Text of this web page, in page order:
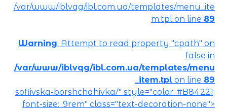
/var/www/iblvqg/ibl.com.ua/templates/menu_ite
m.tpl on line 89
Warning: Attempt to read property "cpath" on
false in
/var/www/iblvqg/ibl.com.ua/templates/menu
_item.tpl on line 89
sofiivska-borshchahivka/" style="color: #B84221;
font-size: .9rem" class="text-decoration-none">